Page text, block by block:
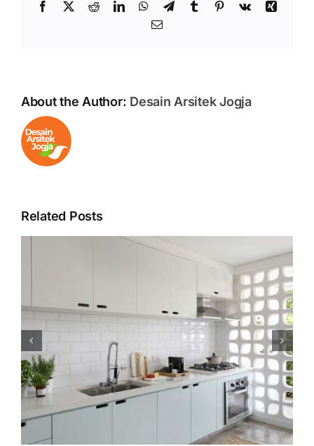
Facebook
X RedditLinkedInWhatsApp
TelegramTumblr Pinterest
Vk
Xing
Email
About the Author: Desain Arsitek Jogja
Related Posts
Hal yang Harus Diperhatikan
Saat Renovasi Memindah
Kloset Kamar Mandi